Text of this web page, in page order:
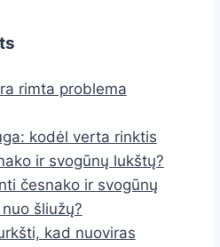
rimta problema
kodėl verta rinktis
ir svogūnų lukštų?
česnako ir svogūnų
šliužų?
kad nuoviras